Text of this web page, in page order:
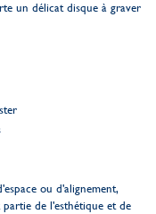
un délicat disque à graver
ou d'alignement,
de l'esthétique et de